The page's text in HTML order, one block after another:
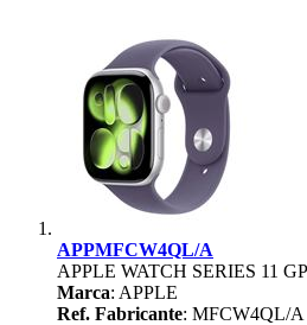
APPMFCW4QL/A
APPLE WATCH SERIES 11
Marca: APPLE
Ref. Fabricante: MFCW4QL/A